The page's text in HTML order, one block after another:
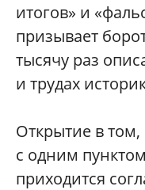
итогов» и
призывает
тысячу раз
и трудах
Открытие в
с одним
приходится